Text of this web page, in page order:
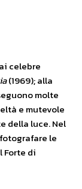
celebre
(1969); alla
molte
e mutevole
della luce. Nel
le
Forte di